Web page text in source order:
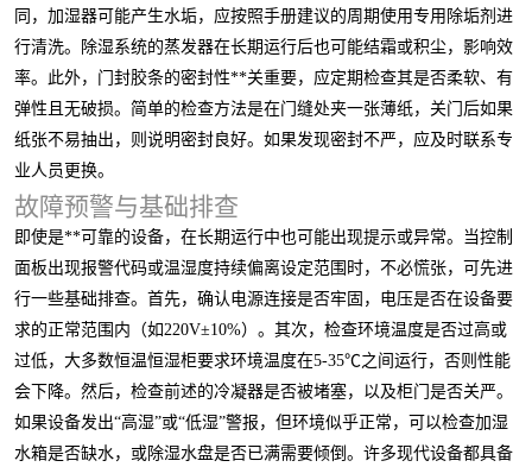
同，加湿器可能产生水垢，应按照手册建议的周期使用专用除垢剂进
行清洗。除湿系统的蒸发器在长期运行后也可能结霜或积尘，影响效
率。此外，门封胶条的密封性**关重要，应定期检查其是否柔软、有
弹性且无破损。简单的检查方法是在门缝处夹一张薄纸，关门后如果
纸张不易抽出，则说明密封良好。如果发现密封不严，应及时联系专
业人员更换。
故障预警与基础排查
即使是**可靠的设备，在长期运行中也可能出现提示或异常。当控制
面板出现报警代码或温湿度持续偏离设定范围时，不必慌张，可先进
行一些基础排查。首先，确认电源连接是否牢固，电压是否在设备要
求的正常范围内（如220V±10%）。其次，检查环境温度是否过高或
过低，大多数恒温恒湿柜要求环境温度在5-35℃之间运行，否则性能
会下降。然后，检查前述的冷凝器是否被堵塞，以及柜门是否关严。
如果设备发出“高湿”或“低湿”警报，但环境似乎正常，可以检查加湿
水箱是否缺水，或除湿水盘是否已满需要倾倒。许多现代设备都具备